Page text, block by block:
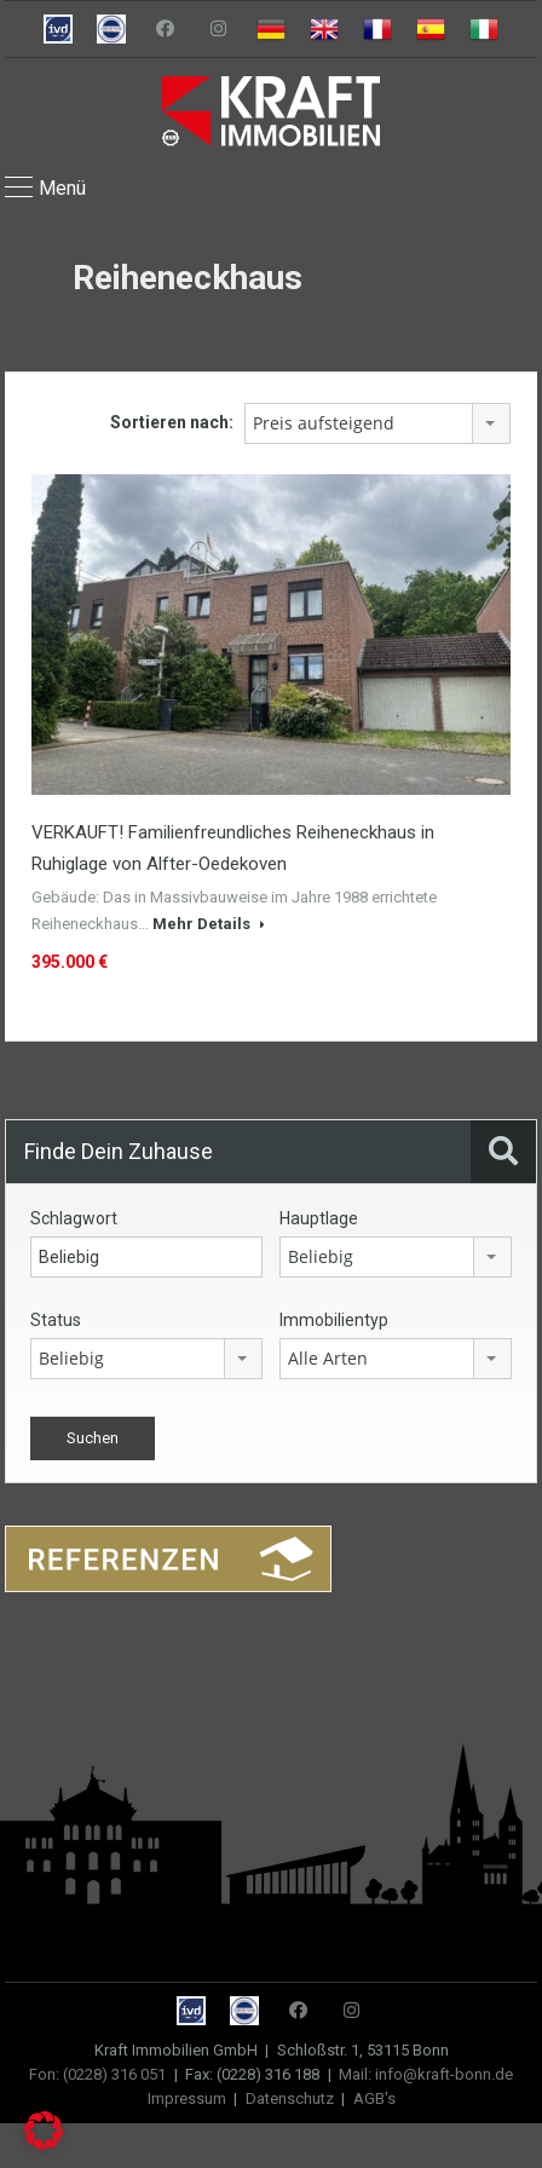
Menü
Reiheneckhaus
Sortieren nach: Preis aufsteigend
VERKAUFT! Familienfreundliches Reiheneckhaus in
Ruhiglage von Alfter-Oedekoven
Gebäude: Das in Massivbauweise im Jahre 1988 errichtete
Reiheneckhaus… Mehr Details
395.000 €
Finde Dein Zuhause
Schlagwort Hauptlage
Beliebig
Status
Beliebig
Immobilientyp
Alle Arten
Kraft Immobilien GmbH | Schloßstr. 1, 53115 Bonn
Fon: (0228) 316 051 | Fax: (0228) 316 188 | Mail: info@kraft-bonn.de
Impressum | Datenschutz | AGB's